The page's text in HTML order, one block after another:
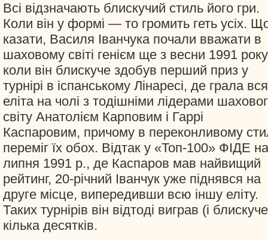
Всі відзначають блискучий стиль його гри.
Коли він у формі — то громить геть усіх.
казати, Василя Іванчука почали вважати в
шаховому світі генієм ще з весни 1991
коли він блискуче здобув перший приз у
турнірі в іспанському Лінаресі, де грала вся
еліта на чолі з тодішніми лідерами
світу Анатолієм Карповим і Гаррі
Каспаровим, причому в переконливому
переміг їх обох. Відтак у «Топ-100» ФІДЕ
липня 1991 р., де Каспаров мав найвищий
рейтинг, 20-річний Іванчук уже піднявся на
друге місце, випередивши всю іншу еліту.
Таких турнірів він відтоді виграв (і
кілька десятків.